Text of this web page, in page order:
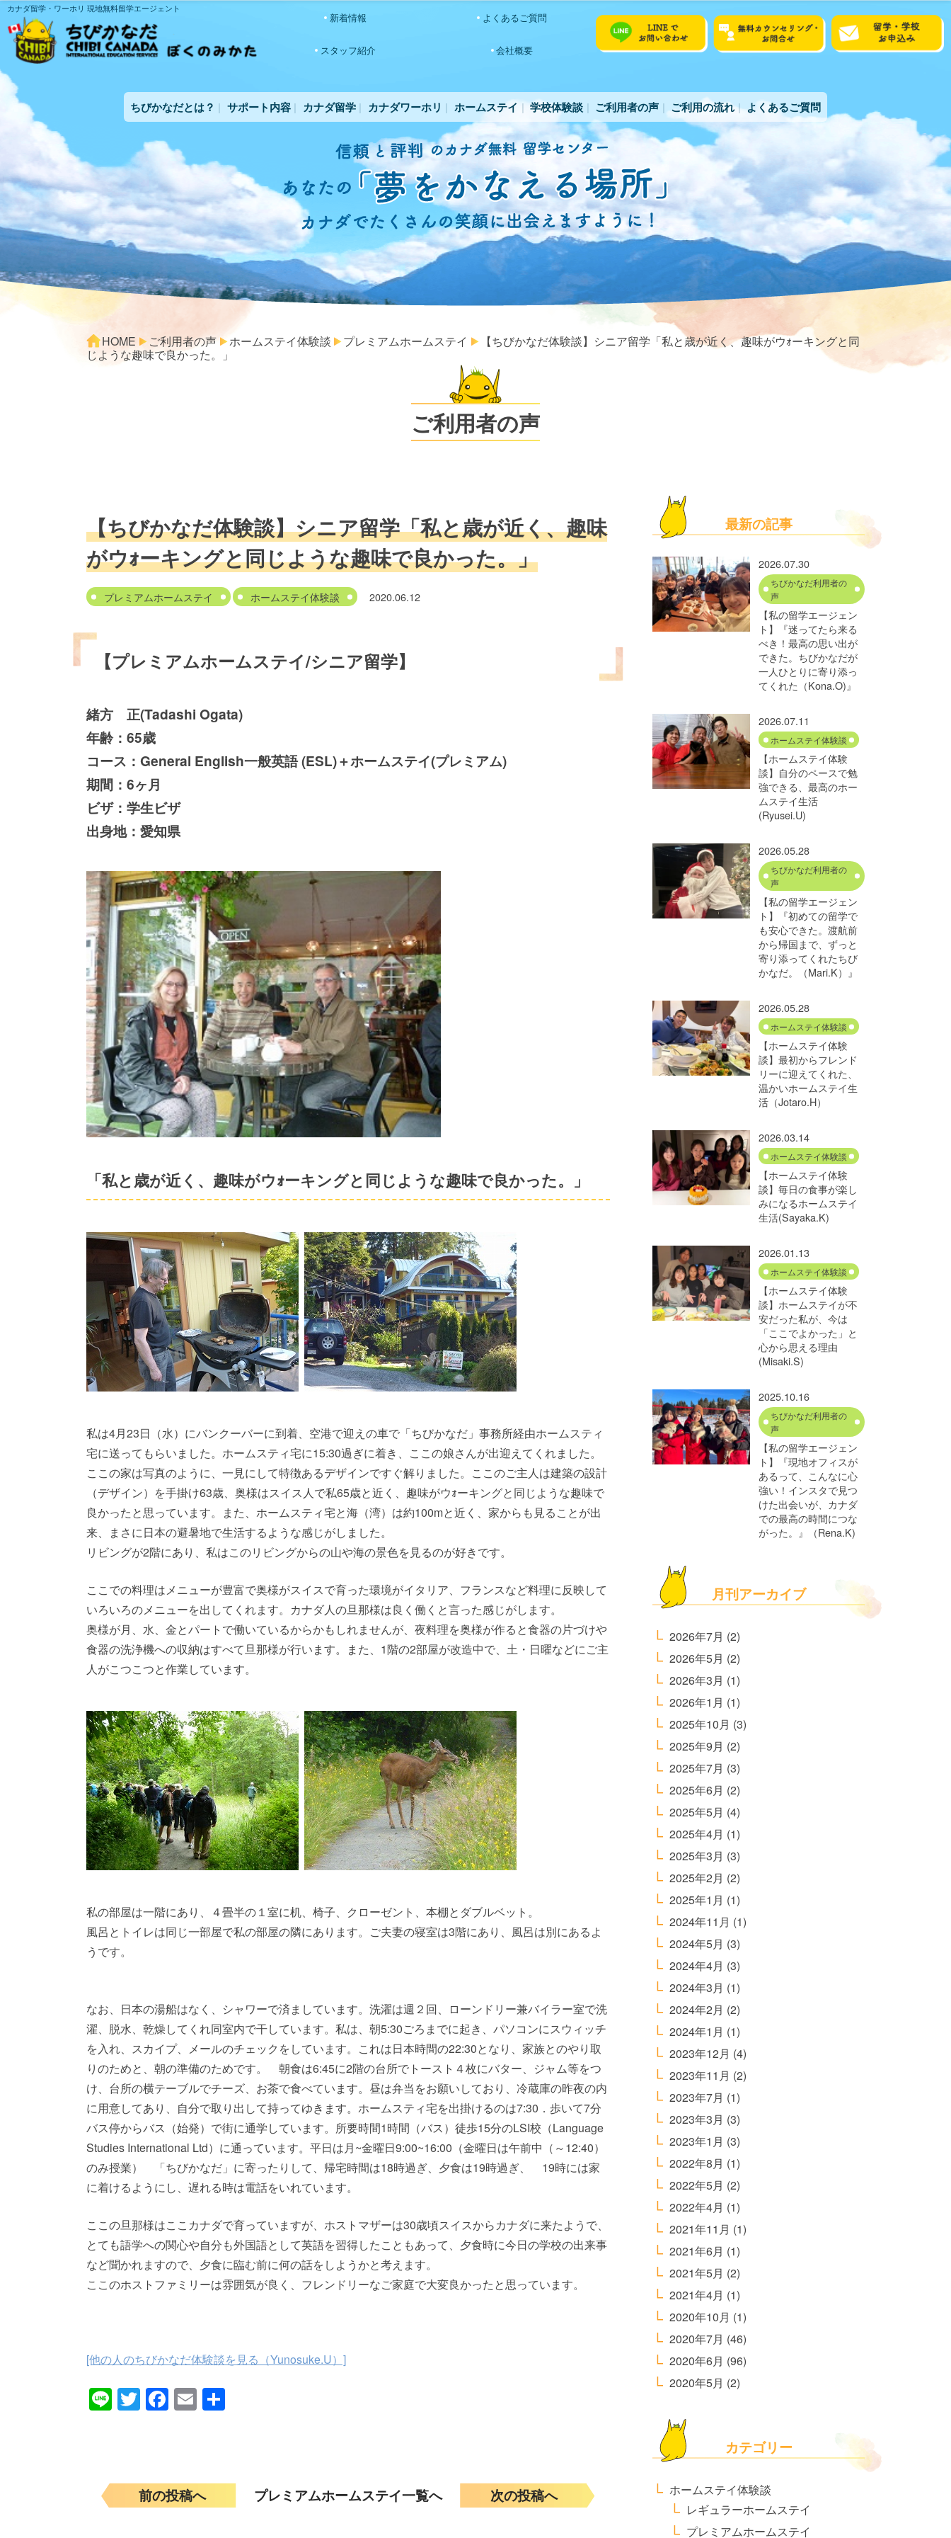
カナダ留学・ワーホリ 現地無料留学エージェント
新着情報
スタッフ紹介
よくあるご質問
会社概要
ちびかなだとは？ サポート内容 カナダ留学 カナダワーホリ ホームステイ 学校体験談 ご利用者の声 ご利用の流れ よくあるご質問
HOME ご利用者の声 ホームステイ体験談 プレミアムホームステイ
【ちびかなだ体験談】シニア留学「私と歳が近く、趣味がウｫーキングと同
じような趣味で良かった。」
ご利用者の声
【ちびかなだ体験談】シニア留学「私と歳が近く、趣味
がウｫーキングと同じような趣味で良かった。」
プレミアムホームステイ ホームステイ体験談 2020.06.12
【プレミアムホームステイ/シニア留学】
緒方 正(Tadashi Ogata)
年齢：65歳
コース：General English一般英語 (ESL)＋ホームステイ(プレミアム)
期間：6ヶ月
ビザ：学生ビザ
出身地：愛知県
「私と歳が近く、趣味がウｫーキングと同じような趣味で良かった。」
私は4月23日（水）にバンクーバーに到着、空港で迎えの車で「ちびかなだ」事務所経由ホームスティ
宅に送ってもらいました。ホームスティ宅に15:30過ぎに着き、ここの娘さんが出迎えてくれました。
ここの家は写真のように、一見にして特徴あるデザインですぐ解りました。ここのご主人は建築の設計
（デザイン）を手掛け63歳、奥様はスイス人で私65歳と近く、趣味がウｫーキングと同じような趣味で
良かったと思っています。また、ホームスティ宅と海（湾）は約100mと近く、家からも見ることが出
来、まさに日本の避暑地で生活するような感じがしました。
リビングが2階にあり、私はこのリビングからの山や海の景色を見るのが好きです。
ここでの料理はメニューが豊富で奥様がスイスで育った環境がイタリア、フランスなど料理に反映して
いろいろのメニューを出してくれます。カナダ人の旦那様は良く働くと言った感じがします。
奥様が月、水、金とパートで働いているからかもしれませんが、夜料理を奥様が作ると食器の片づけや
食器の洗浄機への収納はすべて旦那様が行います。また、1階の2部屋が改造中で、土・日曜などにご主
人がこつこつと作業しています。
私の部屋は一階にあり、４畳半の１室に机、椅子、クローゼント、本棚とダブルベット。
風呂とトイレは同じ一部屋で私の部屋の隣にあります。ご夫妻の寝室は3階にあり、風呂は別にあるよ
うです。
なお、日本の湯船はなく、シャワーで済ましています。洗濯は週２回、ローンドリー兼バイラー室で洗
濯、脱水、乾燥してくれ同室内で干しています。私は、朝5:30ごろまでに起き、パソコンにスウィッチ
を入れ、スカイプ、メールのチェックをしています。これは日本時間の22:30となり、家族とのやり取
りのためと、朝の準備のためです。 朝食は6:45に2階の台所でトースト４枚にバター、ジャム等をつ
け、台所の横テーブルでチーズ、お茶で食べています。昼は弁当をお願いしており、冷蔵庫の昨夜の内
に用意してあり、自分で取り出して持ってゆきます。ホームスティ宅を出掛けるのは7:30．歩いて7分
バス停からバス（始発）で街に通学しています。所要時間1時間（バス）徒歩15分のLSI校（Language
Studies International Ltd）に通っています。平日は月~金曜日9:00~16:00（金曜日は午前中（～12:40）
のみ授業） 「ちびかなだ」に寄ったりして、帰宅時間は18時過ぎ、夕食は19時過ぎ、 19時には家
に着けるようにし、遅れる時は電話をいれています。
ここの旦那様はここカナダで育っていますが、ホストマザーは30歳頃スイスからカナダに来たようで、
とても語学への関心や自分も外国語として英語を習得したこともあって、夕食時に今日の学校の出来事
など聞かれますので、夕食に臨む前に何の話をしようかと考えます。
ここのホストファミリーは雰囲気が良く、フレンドリーなご家庭で大変良かったと思っています。
[他の人のちびかなだ体験談を見る（Yunosuke.U）]
LineTwitter
Facebook
Email
前の投稿へ プレミアムホームステイ一覧へ 次の投稿へ
最新の記事
2026.07.30
ちびかなだ利用者の
声
【私の留学エージェン
ト】『迷ってたら来る
べき！最高の思い出が
できた。ちびかなだが
一人ひとりに寄り添っ
てくれた（Kona.O)』
2026.07.11
ホームステイ体験談
【ホームステイ体験
談】自分のペースで勉
強できる、最高のホー
ムステイ生活
(Ryusei.U)
2026.05.28
ちびかなだ利用者の
声
【私の留学エージェン
ト】『初めての留学で
も安心できた。渡航前
から帰国まで、ずっと
寄り添ってくれたちび
かなだ。（Mari.K）』
2026.05.28
ホームステイ体験談
【ホームステイ体験
談】最初からフレンド
リーに迎えてくれた、
温かいホームステイ生
活（Jotaro.H）
2026.03.14
ホームステイ体験談
【ホームステイ体験
談】毎日の食事が楽し
みになるホームステイ
生活(Sayaka.K)
2026.01.13
ホームステイ体験談
【ホームステイ体験
談】ホームステイが不
安だった私が、今は
「ここでよかった」と
心から思える理由
(Misaki.S)
2025.10.16
ちびかなだ利用者の
声
【私の留学エージェン
ト】『現地オフィスが
あるって、こんなに心
強い！インスタで見つ
けた出会いが、カナダ
での最高の時間につな
がった。』（Rena.K)
月刊アーカイブ
2026年7月 (2)
2026年5月 (2)
2026年3月 (1)
2026年1月 (1)
2025年10月 (3)
2025年9月 (2)
2025年7月 (3)
2025年6月 (2)
2025年5月 (4)
2025年4月 (1)
2025年3月 (3)
2025年2月 (2)
2025年1月 (1)
2024年11月 (1)
2024年5月 (3)
2024年4月 (3)
2024年3月 (1)
2024年2月 (2)
2024年1月 (1)
2023年12月 (4)
2023年11月 (2)
2023年7月 (1)
2023年3月 (3)
2023年1月 (3)
2022年8月 (1)
2022年5月 (2)
2022年4月 (1)
2021年11月 (1)
2021年6月 (1)
2021年5月 (2)
2021年4月 (1)
2020年10月 (1)
2020年7月 (46)
2020年6月 (96)
2020年5月 (2)
カテゴリー
ホームステイ体験談
レギュラーホームステイ
プレミアムホームステイ